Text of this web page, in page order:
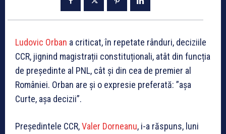
Ludovic Orban a criticat, în repetate rânduri, deciziile
CCR, jignind magistrații constituționali, atât din funcția
de președinte al PNL, cât și din cea de premier al
României. Orban are și o expresie preferată: ”așa
Curte, așa decizii”.
Președintele CCR,Valer Dorneanu, i-a răspuns, luni